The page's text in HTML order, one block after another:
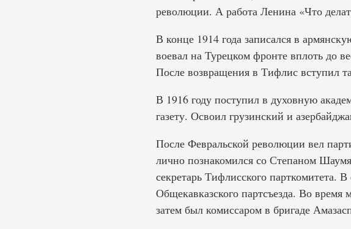
революции. А работа Ленина «Что
В конце 1914 года записался в
воевал на Турецком фронте вплоть до
После возвращения в Тифлис вступил
В 1916 году поступил в духовную
газету. Освоил грузинский и
После Февральской революции вел
лично познакомился со Степаном
секретарь Тифлисского парткомитета.
Общекавказского партсъезда. Во
затем был комиссаром в бригаде